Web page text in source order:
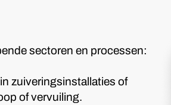
sectoren en processen:
zuiveringsinstallaties of
of vervuiling.